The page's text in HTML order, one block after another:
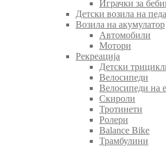
Играчки за
Детски возила на
Возила на акумулатор
Автомобили
Мотори
Рекреација
Детски
Велосипеди
Велосипеди на
Скироли
Тротинети
Ролери
Balance Bike
Трамбулини